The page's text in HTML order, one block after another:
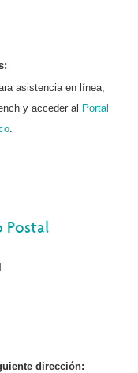
asistencia en línea;
y acceder al Portal
Postal
dirección: